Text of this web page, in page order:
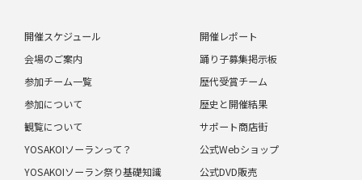
開催スケジュール
会場のご案内
参加チーム一覧
参加について
観覧について
開催レポート
踊り子募集掲示板
歴代受賞チーム
歴史と開催結果
サポート商店街
YOSAKOIソーランって？
YOSAKOIソーラン祭り基礎知識
公式Webショップ
公式DVD販売